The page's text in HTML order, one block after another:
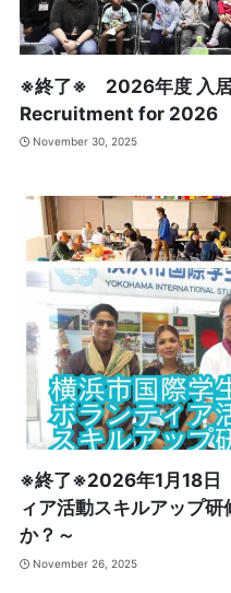
※終了※ 2026年度 入
Recruitment for 2026
November 30, 2025
※終了※2026年1月18日
ィア活動スキルアップ
か？～
November 26, 2025